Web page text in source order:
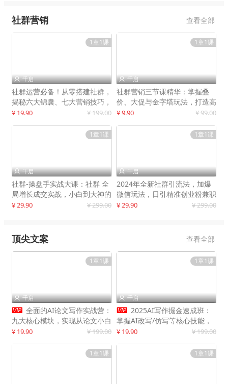
社群营销 查看全部
1章1课
 千启
社群运营必备！从零搭建社群，
揭秘六大锦囊、七大营销技巧，
打造火爆社群
¥ 19.90 ¥ 199.00
1章1课
 千启
社群营销三节课精华：掌握叠
价、大促与金字塔玩法，打造高
效营销体系
¥ 9.90 ¥ 99.00
1章1课
 千启
社群-操盘手实战大课：社群 全
局增长成交实战，小白到大神的
进阶之路
¥ 29.90 ¥ 299.00
1章1课
 千启
2024年全新社群引流法，加爆
微信玩法，日引精准创业粉兼职
粉200+
¥ 29.90 ¥ 299.00
顶尖文案 查看全部
1章1课
 千启
 全面的AI论文写作实战营：
九大核心模块，实现从论文小白
到高效产出的跨越
¥ 19.90 ¥ 199.00
1章1课
 千启
 2025AI写作掘金速成班：
掌握AI改写/仿写等核心技能，
实现单篇文案变现500+
¥ 19.90 ¥ 199.00
1章1课 1章1课